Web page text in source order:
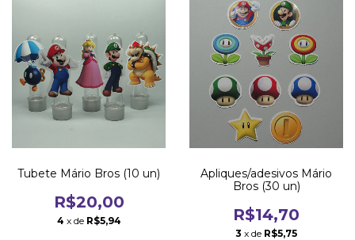
Tubete Mário Bros (10 un)
R$20,00
4 x de R$5,94
Apliques/adesivos Mário
Bros (30 un)
R$14,70
3 x de R$5,75